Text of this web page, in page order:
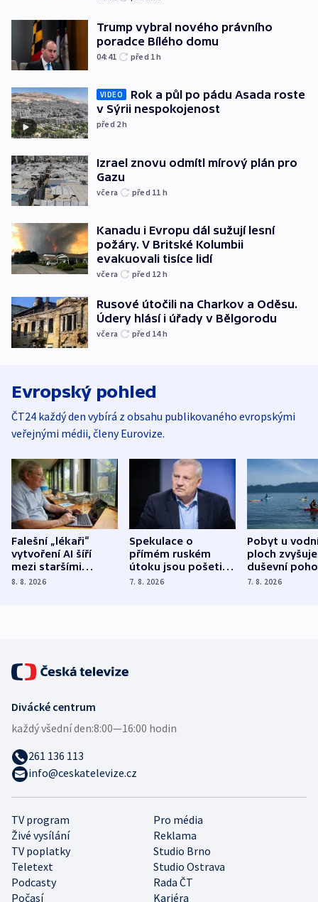
Trump vybral nového právního
poradce Bílého domu
04:41 před 1h
VIDEO
Rok a půl po pádu Asada roste
v Sýrii nespokojenost
před 2h
Izrael znovu odmítl mírový plán pro
Gazu
včera před 11 h
Kanadu i Evropu dál sužují lesní
požáry. V Britské Kolumbii
evakuovali tisíce lidí
včera před 12 h
Rusové útočili na Charkov a Oděsu.
Údery hlásí i úřady v Bělgorodu
včera před 14h
Evropský pohled
ČT24 každý den vybírá z obsahu publikovaného evropskými
veřejnými médii, členy Eurovize.
Falešní „lékaři“
vytvoření AI šíří
mezi staršími
Poláky nebezpečné
8. 8. 2026
Spekulace o
přímém ruském
útoku jsou pošetilé,
míní estonský
7. 8. 2026
Pobyt u
ploch zvyšuje
duševní
ukázala
7. 8. 2026
TV program
Pro média
Živé vysílání
Reklama
TV poplatky
Studio Brno
Teletext
Studio Ostrava
Podcasty
Rada ČT
Počasí
Kariéra
Divácké centrum
každý všední den:8:00—16:00 hodin
261 136 113
info@ceskatelevize.cz